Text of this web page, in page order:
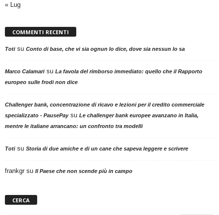
« Lug
COMMENTI RECENTI
Totisu Conto di base, che vi sia ognun lo dice, dove sia nessun lo sa
Marco Calamarisu La favola del rimborso immediato: quello che il Rapporto
europeo sulle frodi non dice
Challenger bank, concentrazione di ricavo e lezioni per il credito commerciale
specializzato - PausePaysu Le challenger bank europee avanzano in Italia,
mentre le italiane arrancano: un confronto tra modelli
Totisu Storia di due amiche e di un cane che sapeva leggere e scrivere
frankgr su Il Paese che non scende più in campo
CERCA